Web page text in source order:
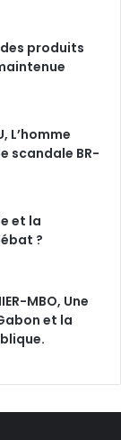
produits
L’homme
scandale BR-
et la
?
MBO, Une
et la